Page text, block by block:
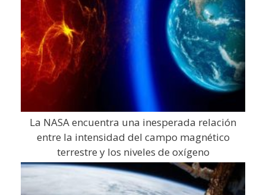
La NASA encuentra una inesperada relación
entre la intensidad del campo magnético
terrestre y los niveles de oxígeno